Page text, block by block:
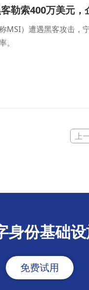
勒索400万美元
MSI）遭遇黑客攻击，
。
上
身份基础
免费试用